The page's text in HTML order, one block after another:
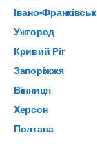
Івано-Франківськ
Ужгород
Кривий Ріг
Запоріжжя
Вінниця
Херсон
Полтава